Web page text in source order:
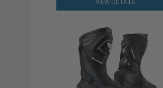
VIEW DETAILS